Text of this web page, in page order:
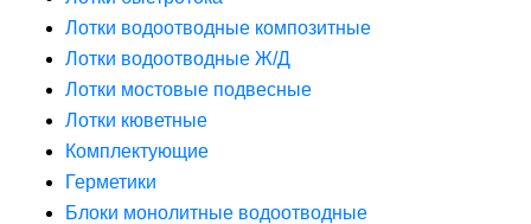
Лотки водоотводные композитные
Лотки водоотводные Ж/Д
Лотки мостовые подвесные
Лотки кюветные
Комплектующие
Герметики
Блоки монолитные водоотводные